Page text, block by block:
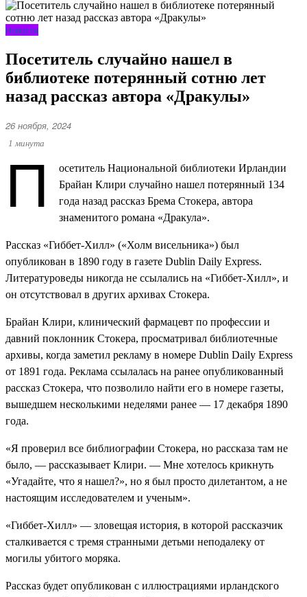
Новости
Посетитель случайно нашел в
библиотеке потерянный сотню лет
назад рассказ автора «Дракулы»
26 ноября, 2024
1 минута
П
осетитель Национальной библиотеки Ирландии
Брайан Клири случайно нашел потерянный 134
года назад рассказ Брема Стокера, автора
знаменитого романа «Дракула».
Рассказ «Гиббет-Хилл» («Холм висельника») был
опубликован в 1890 году в газете Dublin Daily Express.
Литературоведы никогда не ссылались на «Гиббет-Хилл», и
он отсутствовал в других архивах Стокера.
Брайан Клири, клинический фармацевт по профессии и
давний поклонник Стокера, просматривал библиотечные
архивы, когда заметил рекламу в номере Dublin Daily Express
от 1891 года. Реклама ссылалась на ранее опубликованный
рассказ Стокера, что позволило найти его в номере газеты,
вышедшем несколькими неделями ранее — 17 декабря 1890
года.
«Я проверил все библиографии Стокера, но рассказа там не
было, — рассказывает Клири. — Мне хотелось крикнуть
«Угадайте, что я нашел?», но я был просто дилетантом, а не
настоящим исследователем и ученым».
«Гиббет-Хилл» — зловещая история, в которой рассказчик
сталкивается с тремя странными детьми неподалеку от
могилы убитого моряка.
Рассказ будет опубликован с иллюстрациями ирландского